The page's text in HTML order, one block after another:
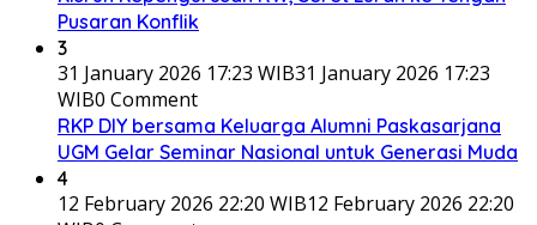
Pusaran Konflik
3
31 January 2026 17:23 WIB31 January 2026 17:23
WIB0 Comment
RKP DIY bersama Keluarga Alumni Paskasarjana
UGM Gelar Seminar Nasional untuk Generasi Muda
4
12 February 2026 22:20 WIB12 February 2026 22:20